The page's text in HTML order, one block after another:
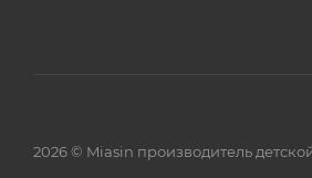
2026 © Miasin производитель